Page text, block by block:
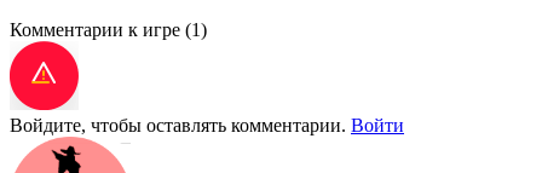
Комментарии к игре (1)
Войдите, чтобы оставлять комментарии. Войти